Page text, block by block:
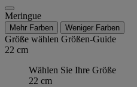
Meringue
Mehr Farben Weniger Farben
Größe wählen Größen-Guide
22 cm
Wählen Sie Ihre Größe
22 cm